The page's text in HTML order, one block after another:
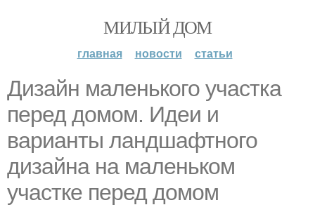
МИЛЫЙ ДОМ
главная новости статьи
Дизайн маленького участка
перед домом. Идеи и
варианты ландшафтного
дизайна на маленьком
участке перед домом